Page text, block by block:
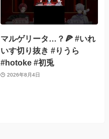
マルゲリータ…？🍕 #いれ
いす切り抜き #りうら
#hotoke #初兎
2026年8月4日